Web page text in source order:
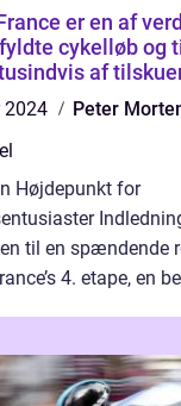
er en af
cykelløb og
af
2024
Peter
Højdepunkt for
til en spændende
4. etape, en